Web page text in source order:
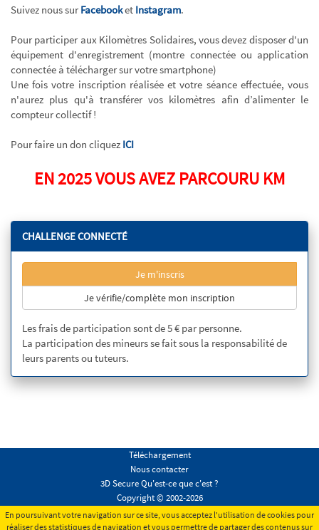
Suivez nous sur Facebooket Instagram.
Pour participer aux Kilomètres Solidaires, vous devez disposer d'un
équipement d'enregistrement (montre connectée ou application
connectée à télécharger sur votre smartphone)
Une fois votre inscription réalisée et votre séance effectuée, vous
n'aurez plus qu'à transférer vos kilomètres afin d’alimenter le
compteur collectif !
Pour faire un don cliquez ICI
EN 2025 VOUS AVEZ PARCOURU KM
CHALLENGE CONNECTÉ
Je m'inscris
Je vérifie/complète mon inscription
Les frais de participation sont de 5 € par personne.
La participation des mineurs se fait sous la responsabilité de
leurs parents ou tuteurs.
Téléchargement
Nous contacter
3D Secure Qu'est-ce que c'est ?
Copyright © 2002-2026
Conditions générales
Mentions légales
En poursuivant votre navigation sur ce site, vous acceptez l'utilisation de cookies pour
réaliser des statistiques de navigation et vous permettre de partager des contenus sur